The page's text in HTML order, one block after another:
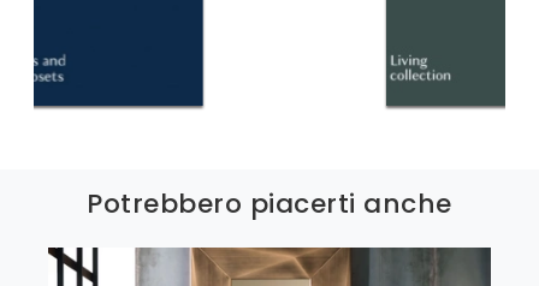
Potrebbero piacerti anche